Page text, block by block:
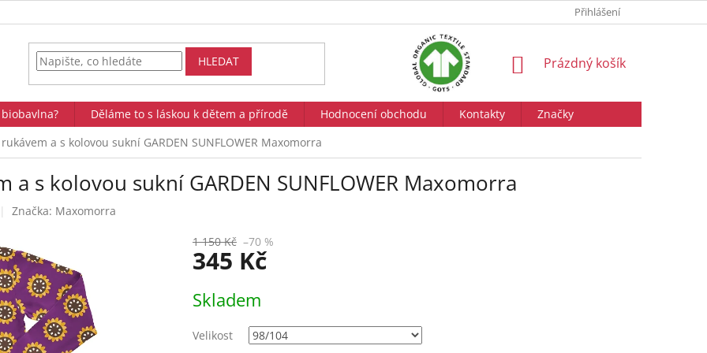
Přihlášení
HLEDAT
NÁKUPNÍ
Prázdný košík
biobavlna? Děláme to s láskou k dětem a přírodě Hodnocení obchodu Kontakty
Značky
a s kolovou sukní GARDEN SUNFLOWER Maxomorra
s kolovou sukní GARDEN SUNFLOWER Maxomorra
Značka: Maxomorra
1 150 Kč –70 %
345 Kč
cena:
Skladem
Velikost